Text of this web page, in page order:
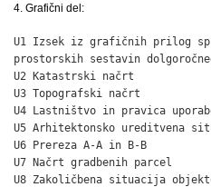
4. Grafični del:
U1 Izsek iz grafičnih prilog
prostorskih sestavin
U2 Katastrski načrt
U3 Topografski načrt
U4 Lastništvo in pravica
U5 Arhitektonsko ureditvena
U6 Prereza A-A in B-B
U7 Načrt gradbenih parcel
U8 Zakoličbena situacija